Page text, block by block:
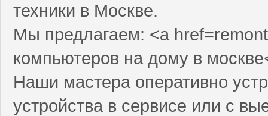
техники в Москве.
Мы предлагаем: <a
компьютеров на дому в
Наши мастера оперативно
устройства в сервисе или с